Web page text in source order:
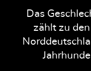
Das
zählt zu